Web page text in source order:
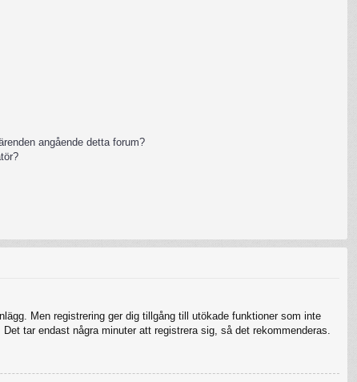
angående detta forum?
Men registrering ger dig tillgång till utökade funktioner som inte
tar endast några minuter att registrera sig, så det rekommenderas.